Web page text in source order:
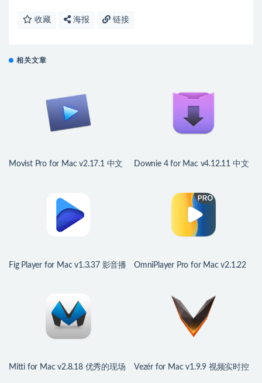
收藏 海报 链接
相关文章
Movist Pro for Mac v2.17.1 中文
Downie 4 for Mac v4.12.11 中文
Fig Player for Mac v1.3.37 影音播
OmniPlayer Pro for Mac v2.1.22
Mitti for Mac v2.8.18 优秀的现场
Vezér for Mac v1.9.9 视频实时控